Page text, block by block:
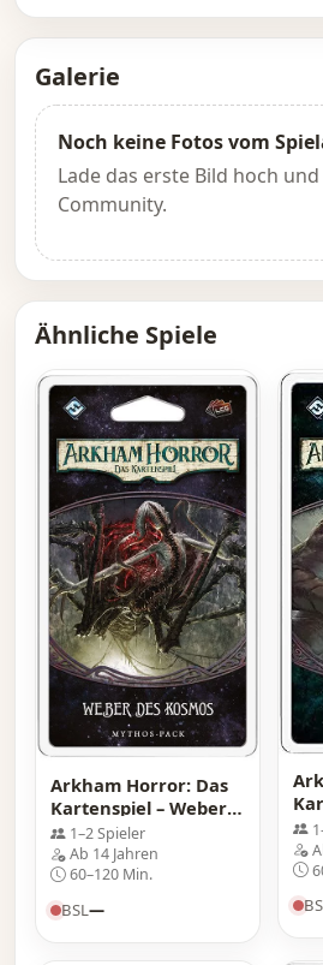
Galerie
Noch keine Fotos vom
Lade das erste Bild hoch
Community.
Ähnliche Spiele
Arkham Horror: Das
Kartenspiel – Weber
des Kosmos: Mythos-
Pack
1–2 Spieler
Ab 14 Jahren
60–120 Min.
BSL—